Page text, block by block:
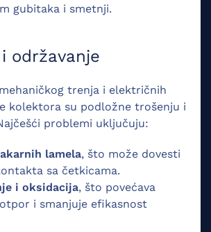
gubitaka i smetnji.
održavanje
trenja i električnih
kolektora su podložne trošenju i
problemi uključuju:
lamela, što može dovesti
sa četkicama.
i oksidacija, što povećava
i smanjuje efikasnost